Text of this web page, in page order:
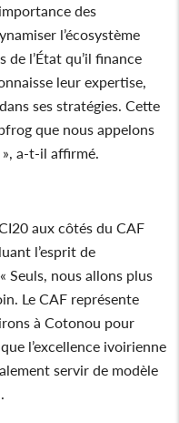
des
l’écosystème
de l’État qu’il finance
leur expertise,
ses stratégies. Cette
que nous appelons
a-t-il affirmé.
aux côtés du CAF
l’esprit de
. « Seuls, nous allons plus
Le CAF représente
à Cotonou pour
l’excellence ivoirienne
servir de modèle